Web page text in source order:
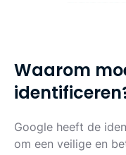
Waarom mo
identificeren
Google heeft de
om een veilige en